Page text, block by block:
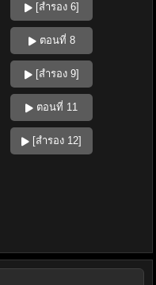
[สำรอง 6]
ตอนที่ 8
[สำรอง 9]
ตอนที่ 11
[สำรอง 12]